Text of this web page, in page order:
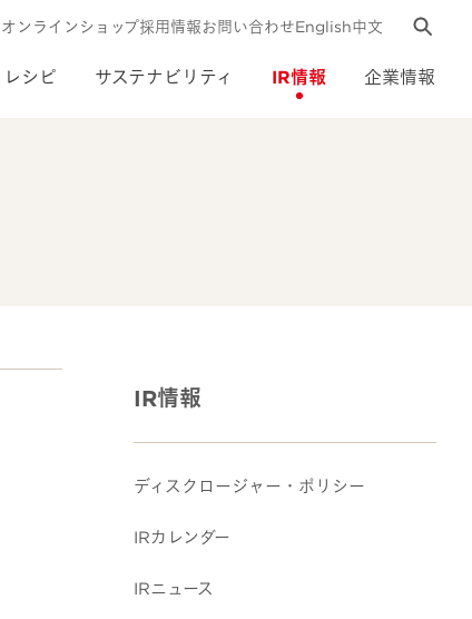
レシピ サステナビリティ IR情報 企業情報
オンラインショップ採用情報お問い合わせEnglish中文
IR情報
ディスクロージャー・ポリシー
IRカレンダー
IRニュース